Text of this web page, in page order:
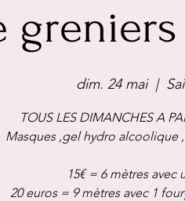
dim. 24 mai
  |
TOUS LES DIMANCHES A
Masques ,gel hydro alcoolique
15€ = 6 mètres
20 euros = 9 mètres avec 1